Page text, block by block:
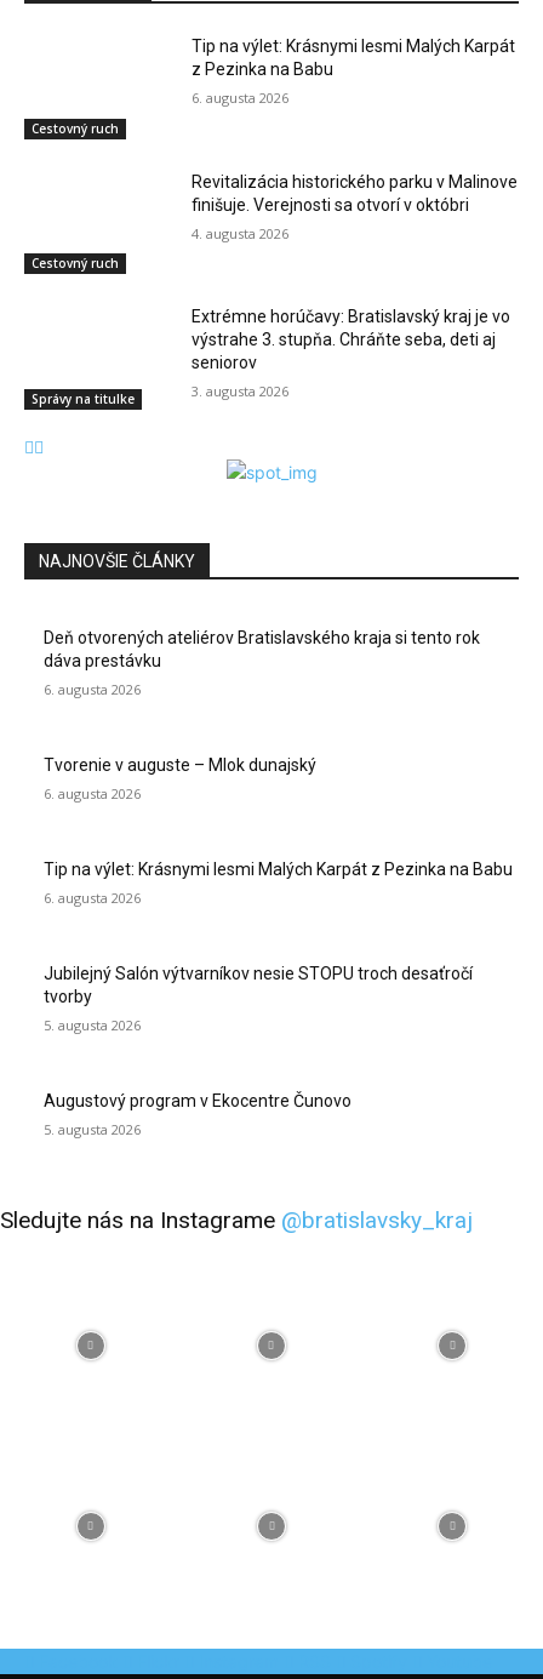
Cestovný ruch
Tip na výlet: Krásnymi lesmi Malých Karpát
z Pezinka na Babu
6. augusta 2026
Cestovný ruch
Revitalizácia historického parku v Malinove
finišuje. Verejnosti sa otvorí v októbri
4. augusta 2026
Správy na titulke
Extrémne horúčavy: Bratislavský kraj je vo
výstrahe 3. stupňa. Chráňte seba, deti aj
seniorov
3. augusta 2026
NAJNOVŠIE ČLÁNKY
Deň otvorených ateliérov Bratislavského kraja si tento rok
dáva prestávku
6. augusta 2026
Tvorenie v auguste – Mlok dunajský
6. augusta 2026
Tip na výlet: Krásnymi lesmi Malých Karpát z Pezinka na Babu
6. augusta 2026
Jubilejný Salón výtvarníkov nesie STOPU troch desaťročí
tvorby
5. augusta 2026
Augustový program v Ekocentre Čunovo
5. augusta 2026
Sledujte nás na Instagrame @bratislavsky_kraj